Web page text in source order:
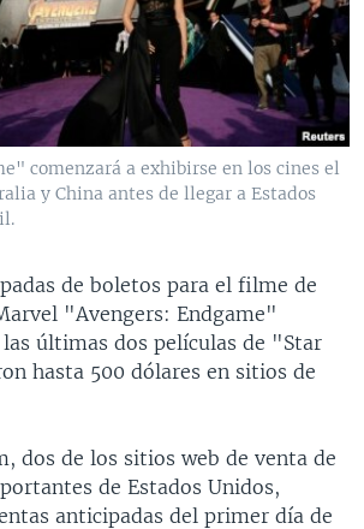
Y CULTURA
AL DÍA
[RADIO]
LA VOA
comenzará a exhibirse en los cines el
y China antes de llegar a Estados
de boletos para el filme de
"Avengers: Endgame"
últimas dos películas de "Star
hasta 500 dólares en sitios de
dos de los sitios web de venta de
de Estados Unidos,
anticipadas del primer día de